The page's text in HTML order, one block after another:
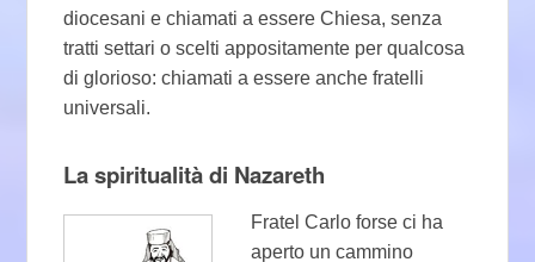
diocesani e chiamati a essere Chiesa, senza
tratti settari o scelti appositamente per qualcosa
di glorioso: chiamati a essere anche fratelli
universali.
La spiritualità di Nazareth
Fratel Carlo forse ci ha
aperto un cammino